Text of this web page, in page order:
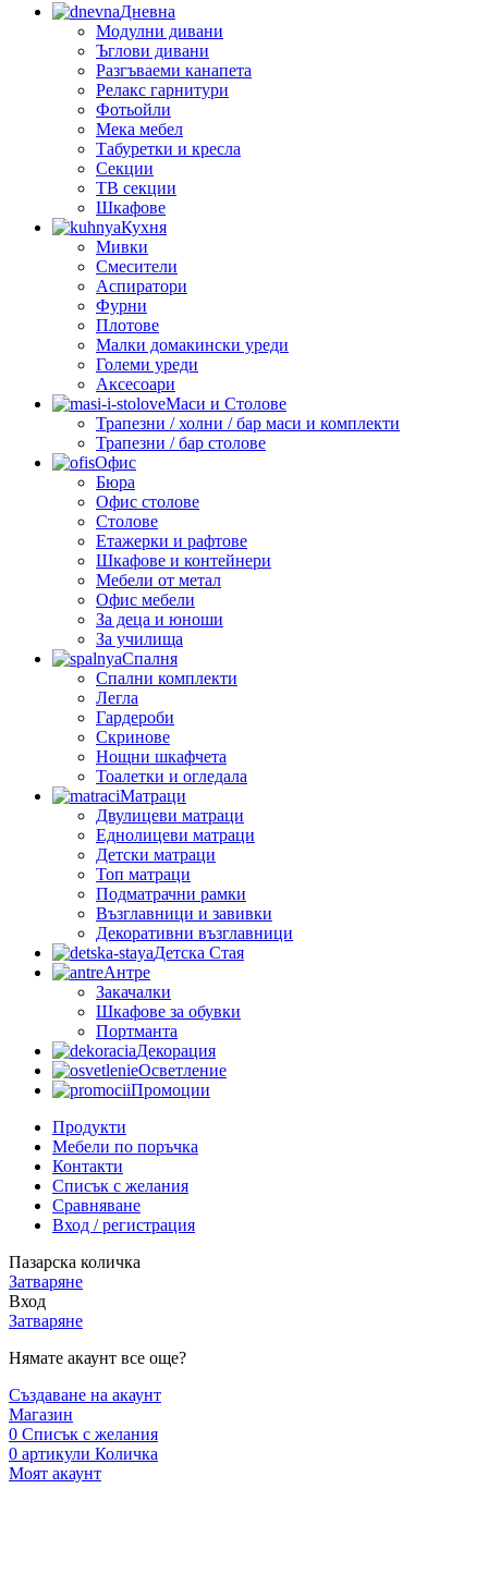
Дневна
Модулни дивани
Ъглови дивани
Разгъваеми канапета
Релакс гарнитури
Фотьойли
Мека мебел
Табуретки и кресла
Секции
ТВ секции
Шкафове
Кухня
Мивки
Смесители
Аспиратори
Фурни
Плотове
Малки домакински уреди
Големи уреди
Аксесоари
Маси и Столове
Трапезни / холни / бар маси и комплекти
Трапезни / бар столове
Офис
Бюра
Офис столове
Столове
Етажерки и рафтове
Шкафове и контейнери
Мебели от метал
Офис мебели
За деца и юноши
За училища
Спалня
Спални комплекти
Легла
Гардероби
Скринове
Нощни шкафчета
Тоалетки и огледала
Матраци
Двулицеви матраци
Еднолицеви матраци
Детски матраци
Топ матраци
Подматрачни рамки
Възглавници и завивки
Декоративни възглавници
Детска Стая
Антре
Закачалки
Шкафове за обувки
Портманта
Декорация
Осветление
Промоции
Продукти
Мебели по поръчка
Контакти
Списък с желания
Сравняване
Вход / регистрация
Пазарска количка
Затваряне
Вход
Затваряне
Нямате акаунт все още?
Създаване на акаунт
Магазин
0 Списък с желания
0 артикули Количка
Моят акаунт